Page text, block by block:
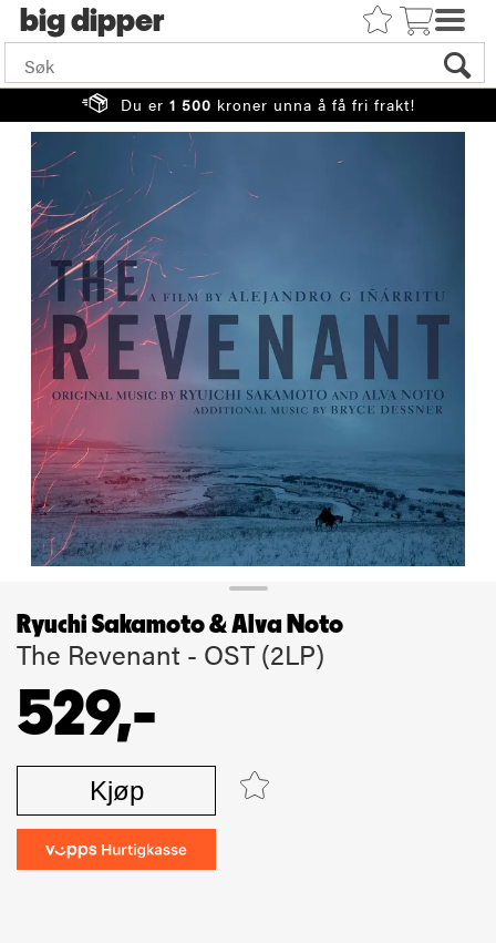
big
Du er 1 500 kroner unna å få fri frakt!
Ryuchi Sakamoto & Alva Noto
The Revenant - OST (2LP)
529,-
Kjøp